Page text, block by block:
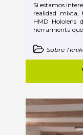
Si estamos
realidad mixta,
HMD Hololens
herramienta que
Sobre